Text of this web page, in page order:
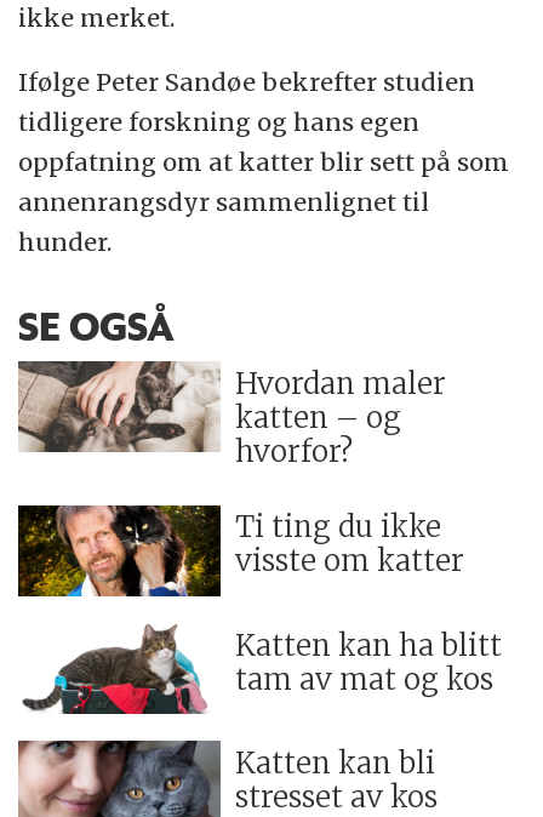
ikke merket.
Ifølge Peter Sandøe bekrefter studien
tidligere forskning og hans egen
oppfatning om at katter blir sett på som
annenrangsdyr sammenlignet til
hunder.
SE OGSÅ
Hvordan maler
katten – og
hvorfor?
Ti ting du ikke
visste om katter
Katten kan ha blitt
tam av mat og kos
Katten kan bli
stresset av kos